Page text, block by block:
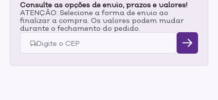
Orgânico.O resultado é uma perfeita cobertura de fios
brancos, alta durabilidade de cor e brilho incrível. Seu
exclusivo sistema de tratamento pós coloração com
Proteína da Pérola e Silício Orgânico protege a
queratina presente nos cabelos e ajuda a preservar o
aspecto natural dos fios coloridos. Modo de uso:Vide
embalagem.
Consulte as opções de envio, prazos e valores!
ATENÇÃO: Selecione a forma de envio ao
finalizar a compra. Os valores podem mudar
durante o fechamento do pedido.